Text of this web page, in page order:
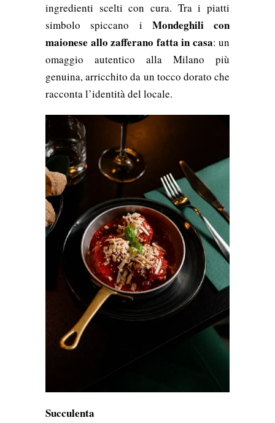
ingredienti scelti con cura. Tra i piatti
simbolo spiccano i Mondeghili con
maionese allo zafferano fatta in casa: un
omaggio autentico alla Milano più
genuina, arricchito da un tocco dorato che
racconta l’identità del locale.
Succulenta